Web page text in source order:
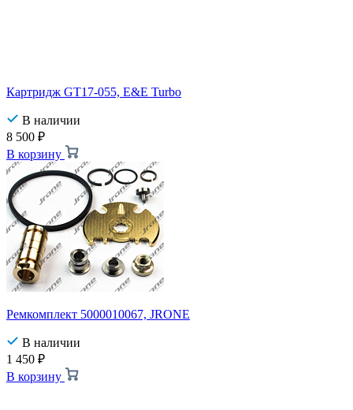
Картридж GT17-055, E&E Turbo
В наличии
8 500 ₽
В корзину
Ремкомплект 5000010067, JRONE
В наличии
1 450 ₽
В корзину